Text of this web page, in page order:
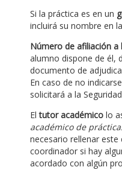
Si la práctica es en un
incluirá su nombre en
Número de afiliación a
alumno dispone de él,
documento de
En caso de no
solicitará a la
Eltutor académico lo
académico de
necesario rellenar este
coordinador si hay
acordado con algún